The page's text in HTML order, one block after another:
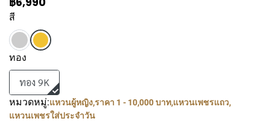
สี
ทอง
ทอง 9K
หมวดหมู่:แหวนผู้หญิง,ราคา 1 - 10,000 บาท,แหวนเพชรแถว,
แหวนเพชรใส่ประจำวัน